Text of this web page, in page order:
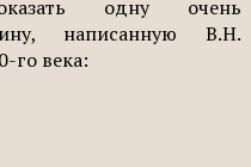
одну очень
написанную В.Н.
го века: